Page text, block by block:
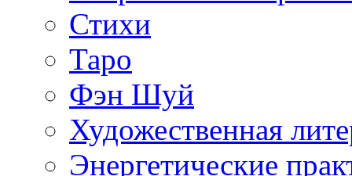
Стихи
Таро
Фэн Шуй
Художественная
Энергетические